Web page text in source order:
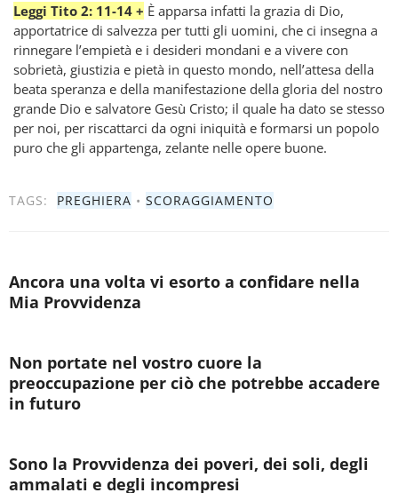
Leggi Tito 2: 11-14 + È apparsa infatti la grazia di Dio,
apportatrice di salvezza per tutti gli uomini, che ci insegna a
rinnegare l’empietà e i desideri mondani e a vivere con
sobrietà, giustizia e pietà in questo mondo, nell’attesa della
beata speranza e della manifestazione della gloria del nostro
grande Dio e salvatore Gesù Cristo; il quale ha dato se stesso
per noi, per riscattarci da ogni iniquità e formarsi un popolo
puro che gli appartenga, zelante nelle opere buone.
TAGS: PREGHIERA • SCORAGGIAMENTO
Ancora una volta vi esorto a confidare nella
Mia Provvidenza
Non portate nel vostro cuore la
preoccupazione per ciò che potrebbe accadere
in futuro
Sono la Provvidenza dei poveri, dei soli, degli
ammalati e degli incompresi